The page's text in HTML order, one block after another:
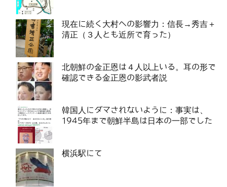
現在に続く大村への影響力：信長→秀吉＋
清正（３人とも近所で育った）
北朝鮮の金正恩は４人以上いる。耳の形で
確認できる金正恩の影武者説
韓国人にダマされないように：事実は、
1945年まで朝鮮半島は日本の一部でした
横浜駅にて